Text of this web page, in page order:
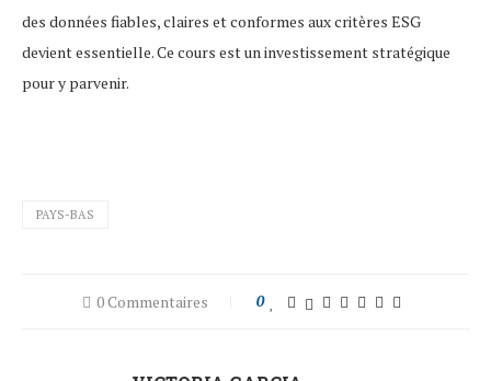
des données fiables, claires et conformes aux critères ESG
devient essentielle. Ce cours est un investissement stratégique
pour y parvenir.
PAYS-BAS
0 Commentaires 0